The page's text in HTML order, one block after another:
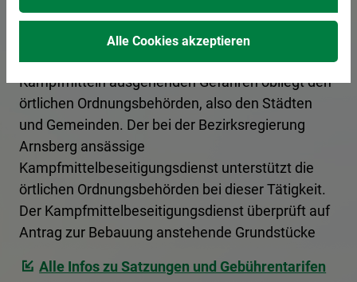
Polizeidienststelle.
Der Schutz der Bevölkerung vor den von
Kampfmitteln ausgehenden Gefahren obliegt den
örtlichen Ordnungsbehörden, also den Städten
und Gemeinden. Der bei der Bezirksregierung
Arnsberg ansässige
Kampfmittelbeseitigungsdienst unterstützt die
örtlichen Ordnungsbehörden bei dieser Tätigkeit.
Der Kampfmittelbeseitigungsdienst überprüft auf
Antrag zur Bebauung anstehende Grundstücke
Alle Infos zu Satzungen und Gebührentarifen
Alle Cookies akzeptieren